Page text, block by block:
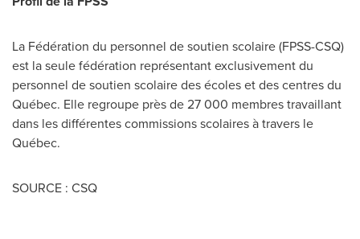
La Fédération du personnel de soutien scolaire (FPSS-CSQ)
est la seule fédération représentant exclusivement du
personnel de soutien scolaire des écoles et des centres du
Québec. Elle regroupe près de 27 000 membres travaillant
dans les différentes commissions scolaires à travers le
Québec.
SOURCE : CSQ